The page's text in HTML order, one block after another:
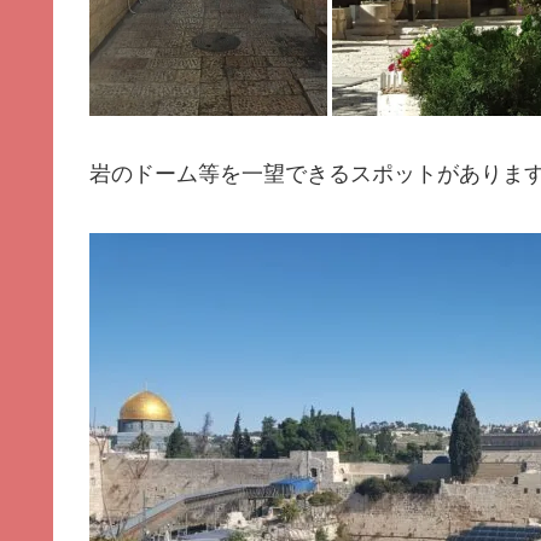
岩のドーム等を一望できるスポットがありま